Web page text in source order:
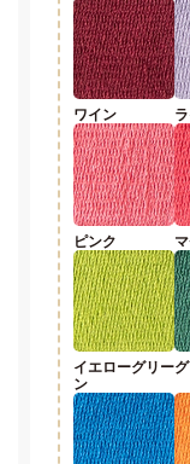
ワイン
ピンク
イエローグリー
ン